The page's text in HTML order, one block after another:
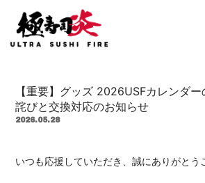
SCHEDULE
SHOP BLOG
【重要】グッズ 2026USFカレンダ
詫びと交換対応のお知らせ
2026.05.28
いつも応援していただき、誠にありがとう